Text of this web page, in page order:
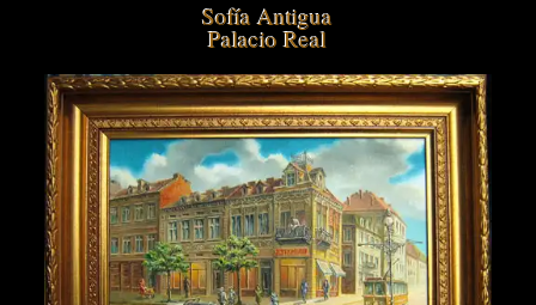
Sofía Antigua
Palacio Real